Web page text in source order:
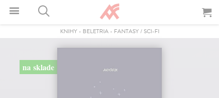
KNIHY- BELETRIA- FANTASY / SCI-FI
na sklade